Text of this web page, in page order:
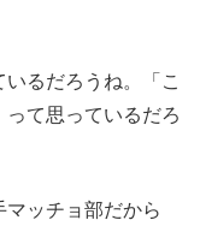
いるだろうね。「こ
て思っているだろ
マッチョ部だから